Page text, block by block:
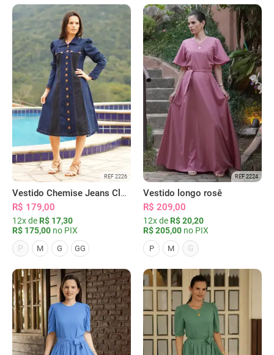
REF 2226
Vestido Chemise Jeans Clássica Serena
R$ 179,00
12x de R$ 17,30
R$ 175,00 no PIX
P
M G GG
REF 2224
Vestido longo rosê
R$ 209,00
12x de R$ 20,20
R$ 205,00 no PIX
P M G